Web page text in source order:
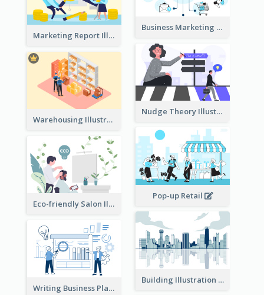
Business Marketing
Marketing Report Illustration
Nudge Theory Illustration
Warehousing Illustration
Pop-up Retail
Eco-friendly Salon Illustration
Building Illustration
Writing Business Plan Illustration